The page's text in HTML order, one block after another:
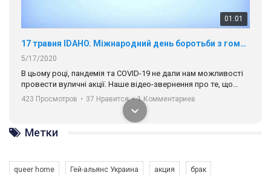
01:01
17 травня IDAHO. Міжнародний день боротьби з гомофобією трансфобією і біфобія.
5/17/2020
В цьому році, пандемія та COVІD-19 не дали нам можливості
провести вуличні акції. Наше відео-звернення про те, що
навіть коли ми у різних містах та не можемо зустрінеться, ми
разом. Ми закликаємо всіх хто поділяє цінності рівності та
солідарності, приєднатися до нас. Регіональні підрозділи
ГАУ є в 16 областях України.
Разом наш голос лунає гучніше!
423 Просмотров • 37 Нравится • 1 Комментариев
Метки
queer home Гей-альянс Украина акция брак